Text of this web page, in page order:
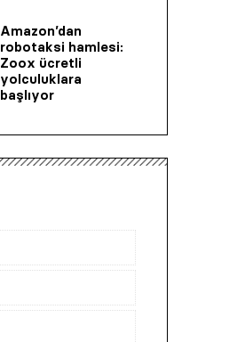
Amazon’dan
robotaksi hamlesi:
Zoox ücretli
yolculuklara
başlıyor